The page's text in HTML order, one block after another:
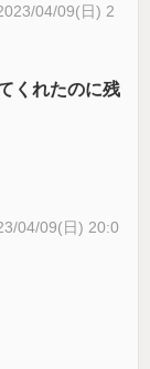
04/09(日) 2
くれたのに残
04/09(日) 20:0